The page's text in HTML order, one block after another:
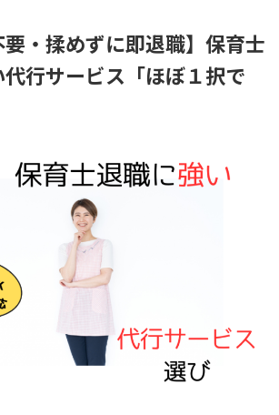
要・揉めずに即退職】保育士
行サービス「ほぼ１択で